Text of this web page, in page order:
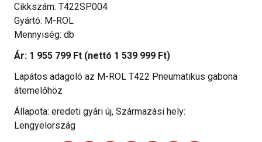
Cikkszám: T422SP004
Gyártó: M-ROL
Mennyiség: db
Ár: 1 955 799 Ft (nettó 1 539 999 Ft)
Lapátos adagoló az M-ROL T422 Pneumatikus gabona
átemelőhöz
Állapota: eredeti gyári új, Származási hely:
Lengyelország